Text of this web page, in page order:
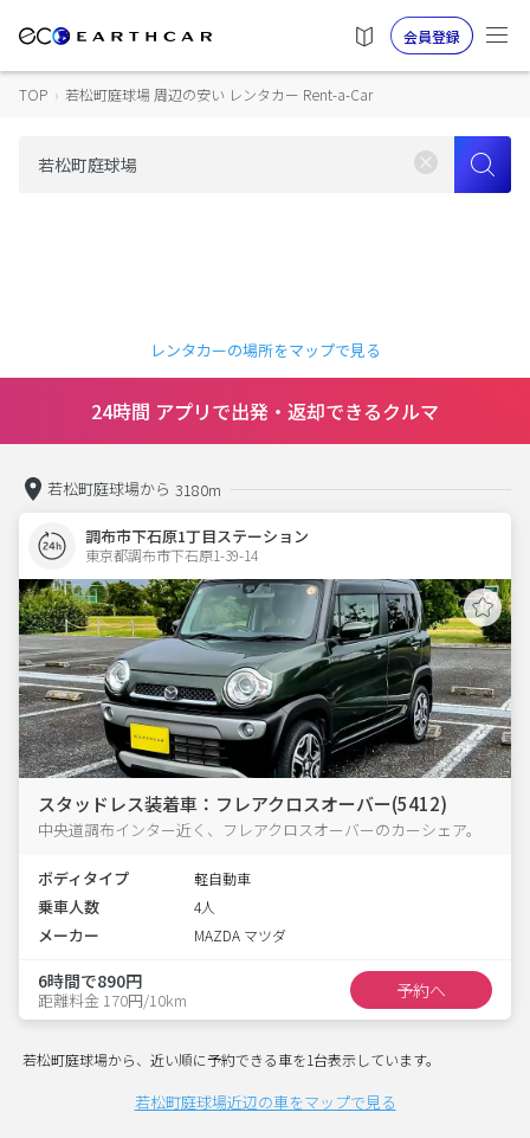
会員登録
TOP › 若松町庭球場 周辺の安い レンタカー Rent-a-Car
レンタカーの場所をマップで見る
24時間 アプリで出発・返却できるクルマ
若松町庭球場から 3180m
調布市下石原1丁目ステーション
東京都調布市下石原1-39-14
スタッドレス装着車：フレアクロスオーバー(5412)
中央道調布インター近く、フレアクロスオーバーのカーシェア。
ボディタイプ 軽自動車
乗車人数 4人
メーカー MAZDA マツダ
6時間で890円
距離料金 170円/10km 予約へ
若松町庭球場から、近い順に予約できる車を1台表示しています。
若松町庭球場近辺の車をマップで見る